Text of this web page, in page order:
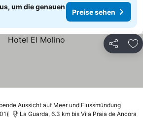
um die genauen
Preise sehen
Teilen
Aussicht auf Meer und Flussmündung
La Guarda, 6.3 km bis Vila Praia de Ancora